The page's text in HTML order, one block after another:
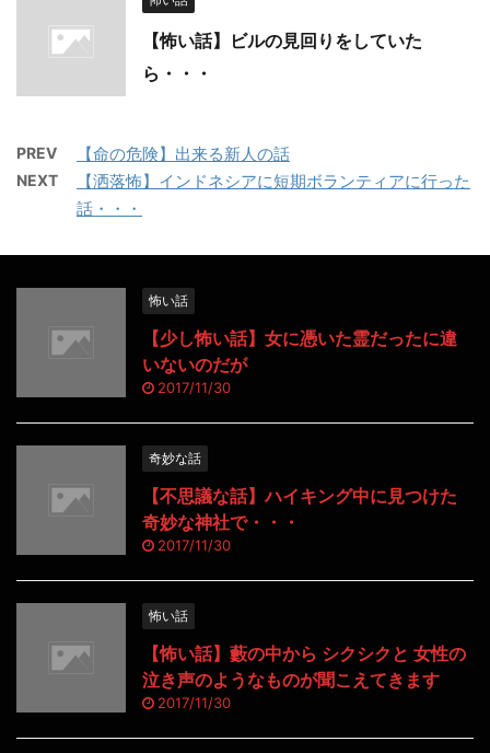
【怖い話】ビルの見回りをしていた
ら・・・
PREV 【命の危険】出来る新人の話
NEXT
【洒落怖】インドネシアに短期ボランティアに行った
話・・・
怖い話
【少し怖い話】女に憑いた霊だったに違
いないのだが
2017/11/30
奇妙な話
【不思議な話】ハイキング中に見つけた
奇妙な神社で・・・
2017/11/30
怖い話
【怖い話】藪の中から シクシクと 女性の
泣き声のようなものが聞こえてきます
2017/11/30